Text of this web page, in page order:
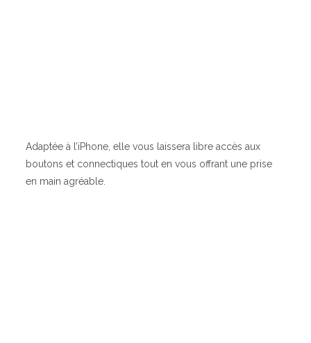
Adaptée à l’iPhone, elle vous laissera libre accès aux
boutons et connectiques tout en vous offrant une prise
en main agréable.